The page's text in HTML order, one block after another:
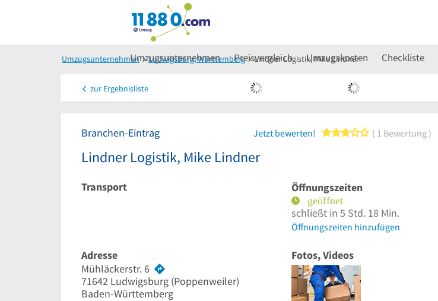
Umzugsunternehmen Preisvergleich Umzugskosten Checkliste
Umzugsunternehmen Ludwigsburg, Württemberg Lindner Logistik, Mike Lindner
zur Ergebnisliste
Branchen-Eintrag Jetzt bewerten! 3 von 5 Sternen
1 Bewertung
Lindner Logistik, Mike Lindner
Transport
Öffnungszeiten
schließt in 5 Std. 18 Min.
Öffnungszeiten hinzufügen
Adresse
Mühläckerstr. 6
71642 Ludwigsburg (Poppenweiler)
Baden-Württemberg
Fotos, Videos